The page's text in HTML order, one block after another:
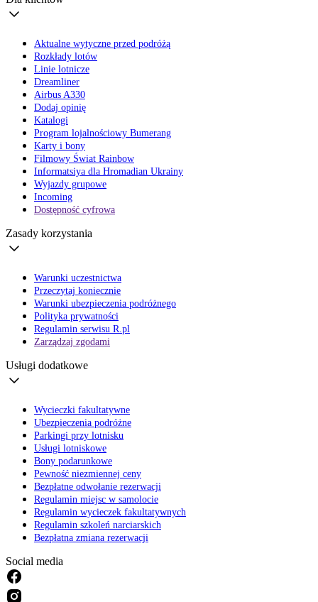
Aktualne wytyczne przed podróżą
Rozkłady lotów
Linie lotnicze
Dreamliner
Airbus A330
Dodaj opinię
Katalogi
Program lojalnościowy Bumerang
Karty i bony
Filmowy Świat Rainbow
Informatsiya dla Hromadian Ukrainy
Wyjazdy grupowe
Incoming
Dostępność cyfrowa
Zasady korzystania
Warunki uczestnictwa
Przeczytaj koniecznie
Warunki ubezpieczenia podróżnego
Polityka prywatności
Regulamin serwisu R.pl
Zarządzaj zgodami
Usługi dodatkowe
Wycieczki fakultatywne
Ubezpieczenia podróżne
Parkingi przy lotnisku
Usługi lotniskowe
Bony podarunkowe
Pewność niezmiennej ceny
Bezpłatne odwołanie rezerwacji
Regulamin miejsc w samolocie
Regulamin wycieczek fakultatywnych
Regulamin szkoleń narciarskich
Bezpłatna zmiana rezerwacji
Social media